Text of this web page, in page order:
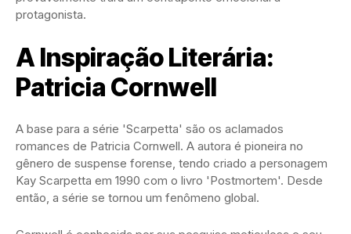
protagonista.
A Inspiração Literária:
Patricia Cornwell
A base para a série 'Scarpetta' são os aclamados
romances de Patricia Cornwell. A autora é pioneira no
gênero de suspense forense, tendo criado a personagem
Kay Scarpetta em 1990 com o livro 'Postmortem'. Desde
então, a série se tornou um fenômeno global.